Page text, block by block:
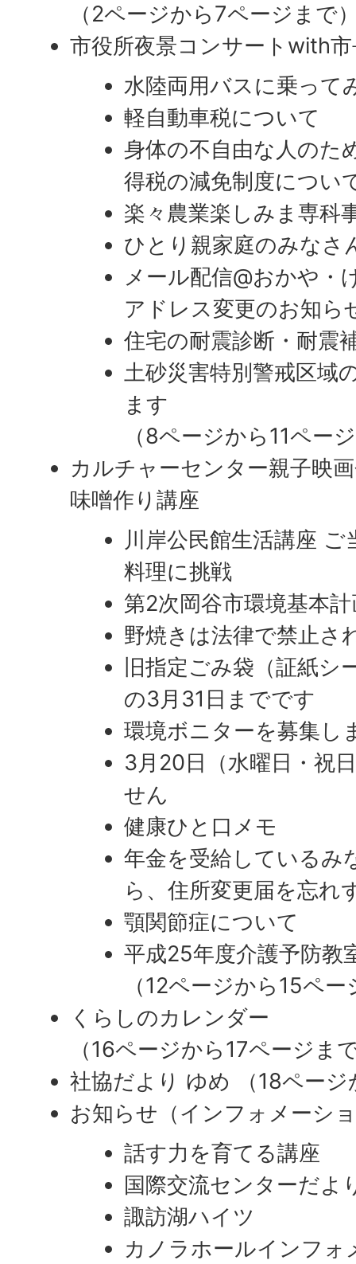
（2ページから7ページまで
市役所夜景コンサートwith
水陸両用バスに乗って
軽自動車税について
身体の不自由な人のた
得税の減免制度につい
楽々農業楽しみま専科
ひとり親家庭のみなさ
メール配信@おかや・
アドレス変更のお知ら
住宅の耐震診断・耐震
土砂災害特別警戒区域
ます
（8ページから11ペー
カルチャーセンター親子映
味噌作り講座
川岸公民館生活講座
料理に挑戦
第2次岡谷市環境基本
野焼きは法律で禁止さ
旧指定ごみ袋（証紙シ
の3月31日までです
環境ボニターを募集し
3月20日（水曜日・祝
せん
健康ひと口メモ
年金を受給しているみ
ら、住所変更届を忘れ
顎関節症について
平成25年度介護予防教
（12ページから15ペ
くらしのカレンダー
（16ページから17ページま
社協だより ゆめ （18ペー
お知らせ（インフォメーシ
話す力を育てる講座
国際交流センターだよ
諏訪湖ハイツ
カノラホールインフォ